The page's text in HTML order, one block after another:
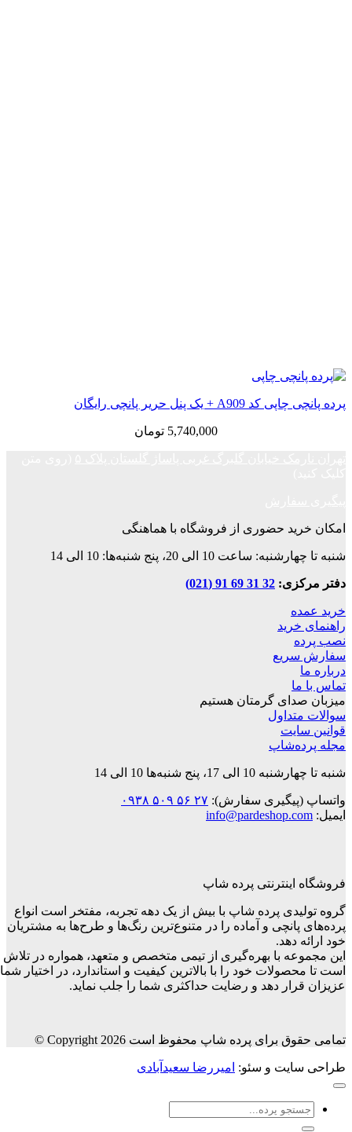
پرده پانچی چاپی کد A909 + یک پنل حریر پانچی رایگان
5,740,000 تومان
امکان خرید حضوری از فروشگاه با هماهنگی
شنبه تا چهارشنبه: ساعت 10 الی 20، پنج شنبه‌ها: 10 الی 14
دفتر مرکزی:32 31 69 91 (021)
خرید عمده
راهنمای خرید
نصب پرده
سفارش سریع
درباره ما
تماس با ما
میزبان صدای گرمتان هستیم
سوالات متداول
قوانین‌ سایت
مجله پرده‌شاپ
شنبه تا چهارشنبه 10 الی 17، پنج شنبه‌ها 10 الی 14
واتساپ (پیگیری سفارش):۲۷ ۵۶ ۵۰۹ ۰۹۳۸
ایمیل:info@pardeshop.com
فروشگاه اینترنتی پرده شاپ
گروه تولیدی پرده شاپ با بیش از یک دهه تجربه، مفتخر است انواع
پرده‌های پانچی و آماده را در متنوع‌ترین رنگ‌ها و طرح‌ها به مشتریان
خود ارائه دهد.
این مجموعه با بهره‌گیری از تیمی متخصص و متعهد، همواره در تلاش
است تا محصولات خود را با بالاترین کیفیت و استاندارد، در اختیار شما
عزیزان قرار دهد و رضایت حداکثری شما را جلب نماید.
تمامی حقوق برای پرده شاپ محفوظ است Copyright 2026 ©
طراحی سایت و سئو:امیررضا سعیدآبادی
جستجو